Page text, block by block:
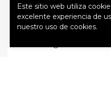
camión con
tenido un
tercero que no
Este sitio web utiliza
excelente experiencia de
nuestro uso de cookies.